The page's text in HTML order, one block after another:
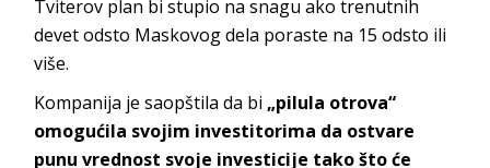
Tviterov plan bi stupio na snagu ako trenutnih
devet odsto Maskovog dela poraste na 15 odsto ili
više.
Kompanija je saopštila da bi „pilula otrova“
omogućila svojim investitorima da ostvare
punu vrednost svoje investicije tako što će